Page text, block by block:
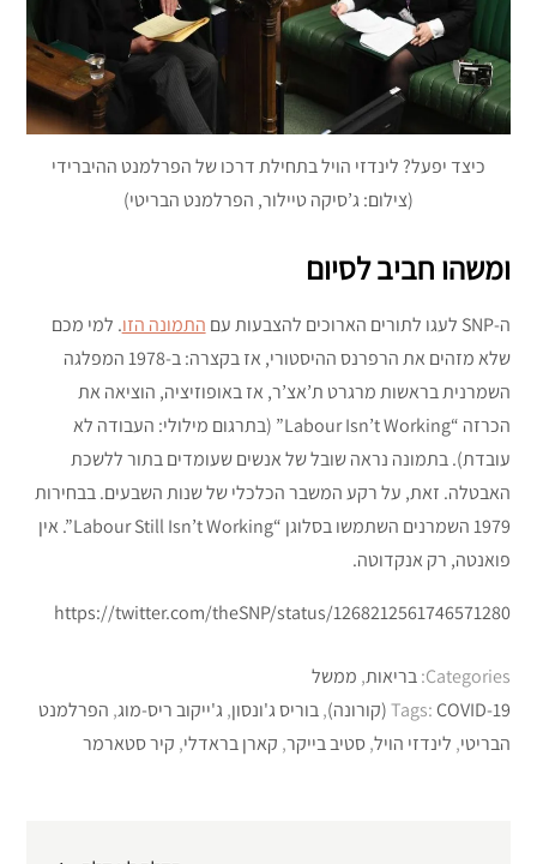
כיצד יפעל? לינדזי הויל בתחילת דרכו של הפרלמנט ההיברידי
(צילום: ג’סיקה טיילור, הפרלמנט הבריטי)
ומשהו חביב לסיום
ה-SNP לעגו לתורים הארוכים להצבעות עם התמונה הזו. למי מכם
שלא מזהים את הרפרנס ההיסטורי, אז בקצרה: ב-1978 המפלגה
השמרנית בראשות מרגרט ת’אצ’ר, אז באופוזיציה, הוציאה את
הכרזה “Labour Isn’t Working” (בתרגום מילולי: העבודה לא
עובדת). בתמונה נראה שובל של אנשים שעומדים בתור ללשכת
האבטלה. זאת, על רקע המשבר הכלכלי של שנות השבעים. בבחירות
1979 השמרנים השתמשו בסלוגן “Labour Still Isn’t Working”. אין
פואנטה, רק אנקדוטה.
https://twitter.com/theSNP/status/1268212561746571280
Categories: בריאות, ממשל
Tags:COVID-19 (קורונה) ,בוריס ג'ונסון, ג'ייקוב ריס-מוג, הפרלמנט
הבריטי, לינדזי הויל,סטיב בייקר, קארן בראדלי, קיר סטארמר